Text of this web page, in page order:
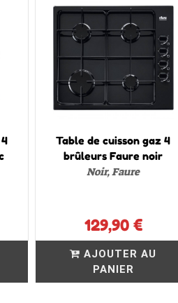
Table de cuisson gaz 4
brûleurs Faure noir
Noir, Faure
129,90 €
AJOUTER AU
PANIER